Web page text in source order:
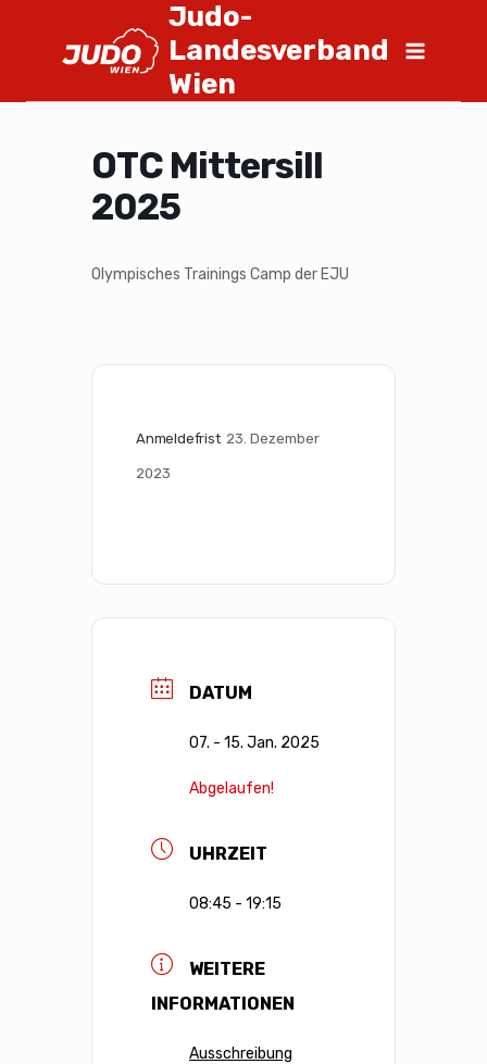
Judo-
Landesverband
Wien
OTC Mittersill
2025
Olympisches Trainings Camp der EJU
Anmeldefrist 23. Dezember
2023
DATUM
07. - 15. Jan. 2025
Abgelaufen!
UHRZEIT
08:45 - 19:15
WEITERE
INFORMATIONEN
Ausschreibung